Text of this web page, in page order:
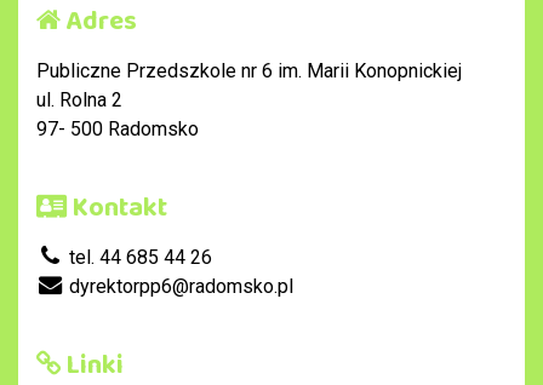
Adres
Publiczne Przedszkole nr 6 im. Marii Konopnickiej
ul. Rolna 2
97- 500 Radomsko
Kontakt
tel. 44 685 44 26
dyrektorpp6@radomsko.pl
Linki